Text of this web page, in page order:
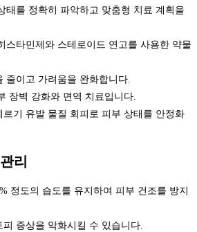
태를 정확히 파악하고 맞춤형 치료 계획을
스타민제와 스테로이드 연고를 사용한 약물
줄이고 가려움을 완화합니다.
장벽 강화와 면역 치료입니다.
르기 유발 물질 회피로 피부 상태를 안정화
리
정도의 습도를 유지하여 피부 건조를 방지
피 증상을 악화시킬 수 있습니다.